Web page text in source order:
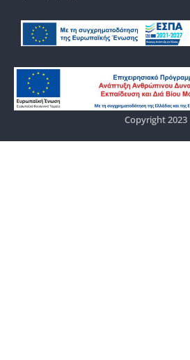
Copyright 2023